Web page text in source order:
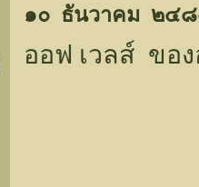
๑๐ ธันวาคม ๒๔
ออฟ เวลส์ ขอ